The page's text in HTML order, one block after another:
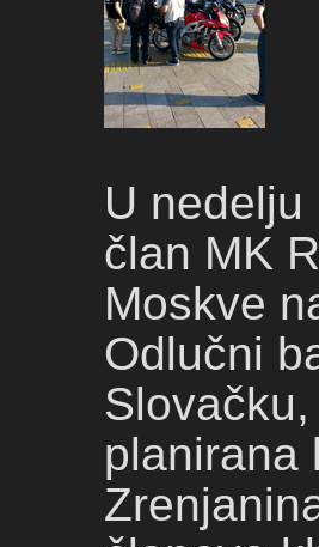
U
član MK
Moskve
Odlučni
planirana